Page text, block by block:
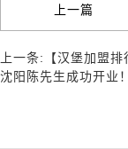
上一篇
上一条:【汉堡加盟排
沈阳陈先生成功开业！